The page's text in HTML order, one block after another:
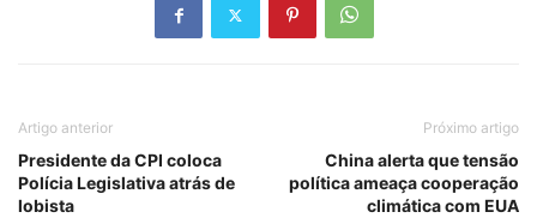
Artigo anterior
Presidente da CPI coloca
Polícia Legislativa atrás de
lobista
Próximo artigo
China alerta que tensão
política ameaça cooperação
climática com EUA